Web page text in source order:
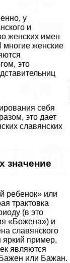
у
и
женских имен
женские
это
себя
это дает
славянских
значение
ребенок» или
тpaктовка
(в это
«Божена») и
славянского
яркий пример,
являются
или Бажан.